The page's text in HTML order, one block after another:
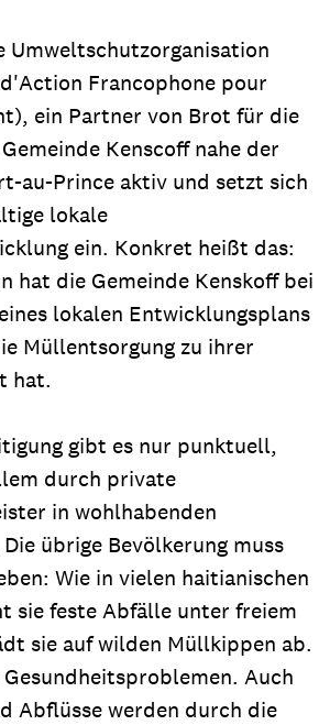
Umweltschutzorganisation
Francophone pour
ein Partner von Brot für die
Kenscoff nahe der
au-Prince aktiv und setzt sich
lokale
ein. Konkret heißt das:
hat die Gemeinde Kenskoff bei
lokalen Entwicklungsplans
Müllentsorgung zu ihrer
hat.
gibt es nur punktuell,
durch private
in wohlhabenden
übrige Bevölkerung muss
Wie in vielen haitianischen
sie feste Abfälle unter freiem
sie auf wilden Müllkippen ab.
Auch
Abflüsse werden durch die